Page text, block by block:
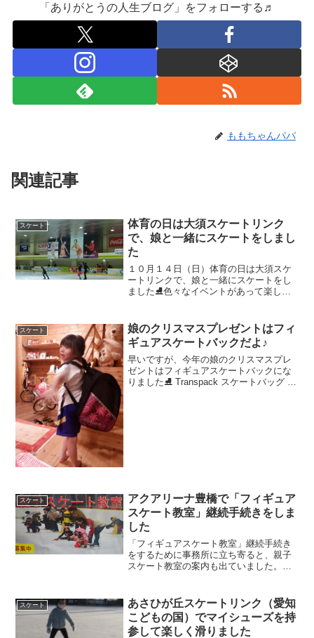
「ありがとうの人生ブログ」をフォローする♬
ももちゃんパパ
関連記事
スケート
体育の日は大須スケートリンク
で、娘と一緒にスケートをしまし
た
１０月１４日（日）体育の日は大須スケ
ートリンクで、娘と一緒にスケートをし
ました⛸色々なイベントがあって楽しか
て感動しました♬
スケート
娘のクリスマスプレゼントはフィ
ギュアスケートバックだよ♪
早いですが、今年の娘のクリスマスプレ
ゼントはフィギュアスケートバックにな
りました⛸ Transpack スケートバッグ こ
スケート
アクアリーナ豊橋で「フィギュア
スケート教室」継続手続きをしま
した
「フィギュアスケート教室」継続手続き
をするために事務所に立ち寄ると、親子
スケート教室の案内も出ていました。写
っていただいてありがとうございます。
記念になります☆
スケート
あさひが丘スケートリンク（愛知
こどもの国）でマイシューズを持
参して楽しく滑りました